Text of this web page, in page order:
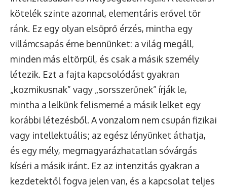
kötelék szinte azonnal, elementáris erővel tör
ránk. Ez egy olyan elsöprő érzés, mintha egy
villámcsapás érne bennünket: a világ megáll,
minden más eltörpül, és csak a másik személy
létezik. Ezt a fajta kapcsolódást gyakran
„kozmikusnak” vagy „sorsszerűnek” írják le,
mintha a lelkünk felismerné a másik lelket egy
korábbi létezésből. A vonzalom nem csupán fizikai
vagy intellektuális; az egész lényünket áthatja,
és egy mély, megmagyarázhatatlan sóvárgás
kíséri a másik iránt. Ez az intenzitás gyakran a
kezdetektől fogva jelen van, és a kapcsolat teljes